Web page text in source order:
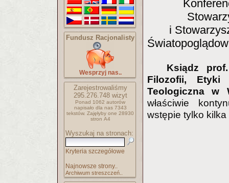
Fundusz Racjonalisty
Wesprzyj nas..
Zarejestrowaliśmy
295.276.748wizyt
Ponad 1062 autorów
napisało dla nas 7343
tekstów. Zajęłyby one 28930
stron A4
Wyszukaj na stronach:
Kryteria szczegółowe
Najnowsze strony..
Archiwum streszczeń..
i
Ksiądz
Filozofii, Etyki
Teologiczna w
właściwie
wstępie tylko kilka